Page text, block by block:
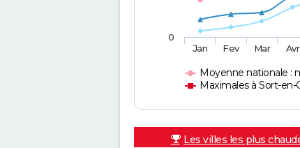
Moyenne nationale :
Maximales à Sort-en-
Jan Fev Mar Avr
0
Les villes les plus